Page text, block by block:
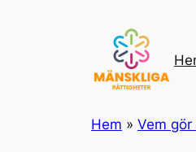
Hem » Vem gör